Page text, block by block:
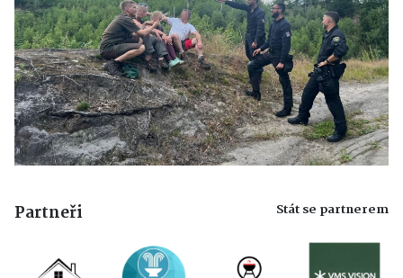
Partneři Stát se partnerem